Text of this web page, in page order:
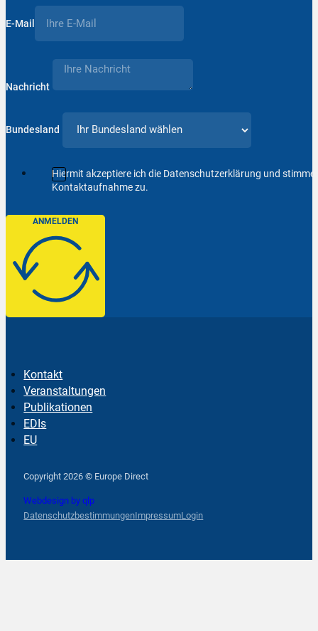
E-Mail
Nachricht
Bundesland
Hiermit akzeptiere ich die Datenschutzerklärung und
Kontaktaufnahme zu.
ANMELDEN
Kontakt
Veranstaltungen
Publikationen
EDIs
EU
Copyright 2026 © Europe Direct
Webdesign by qlp
DatenschutzbestimmungenImpressumLogin